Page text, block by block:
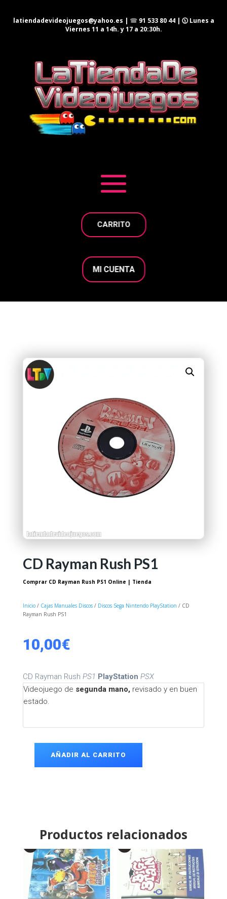
latiendadevideojuegos@yahoo.es | ☎ 91 533 80 44| 🕦 Lunes a
Viernes 11 a 14h. y 17 a 20:30h.
CARRITO
MI CUENTA
CD Rayman Rush PS1
Comprar CD Rayman Rush PS1 Online | Tienda
Inicio/ Cajas Manuales Discos/ Discos Sega Nintendo PlayStation / CD
Rayman Rush PS1
10,00€
CD Rayman Rush PS1 PlayStation PSX
Videojuego de segunda mano, revisado y en buen
estado.
Rayman
AÑADIR AL CARRITO
Productos relacionados